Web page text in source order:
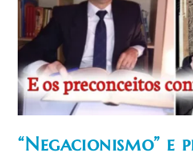
“Negacionismo” e